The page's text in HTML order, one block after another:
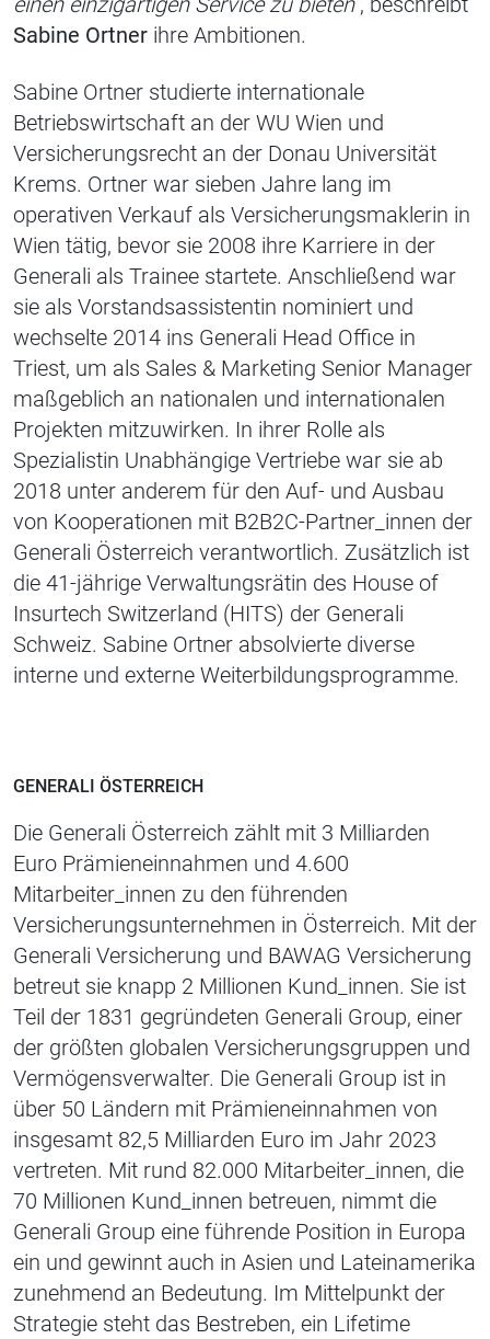
Sabine Ortner ihre Ambitionen.
Sabine Ortner studierte internationale
Betriebswirtschaft an der WU Wien und
Versicherungsrecht an der Donau Universität
Krems. Ortner war sieben Jahre lang im
operativen Verkauf als Versicherungsmaklerin in
Wien tätig, bevor sie 2008 ihre Karriere in der
Generali als Trainee startete. Anschließend war
sie als Vorstandsassistentin nominiert und
wechselte 2014 ins Generali Head Office in
Triest, um als Sales & Marketing Senior Manager
maßgeblich an nationalen und internationalen
Projekten mitzuwirken. In ihrer Rolle als
Spezialistin Unabhängige Vertriebe war sie ab
2018 unter anderem für den Auf- und Ausbau
von Kooperationen mit B2B2C-Partner_innen der
Generali Österreich verantwortlich. Zusätzlich ist
die 41-jährige Verwaltungsrätin des House of
Insurtech Switzerland (HITS) der Generali
Schweiz. Sabine Ortner absolvierte diverse
interne und externe Weiterbildungsprogramme.
GENERALI ÖSTERREICH
Die Generali Österreich zählt mit 3 Milliarden
Euro Prämieneinnahmen und 4.600
Mitarbeiter_innen zu den führenden
Versicherungsunternehmen in Österreich. Mit der
Generali Versicherung und BAWAG Versicherung
betreut sie knapp 2 Millionen Kund_innen. Sie ist
Teil der 1831 gegründeten Generali Group, einer
der größten globalen Versicherungsgruppen und
Vermögensverwalter. Die Generali Group ist in
über 50 Ländern mit Prämieneinnahmen von
insgesamt 82,5 Milliarden Euro im Jahr 2023
vertreten. Mit rund 82.000 Mitarbeiter_innen, die
70 Millionen Kund_innen betreuen, nimmt die
Generali Group eine führende Position in Europa
ein und gewinnt auch in Asien und Lateinamerika
zunehmend an Bedeutung. Im Mittelpunkt der
Strategie steht das Bestreben, ein Lifetime